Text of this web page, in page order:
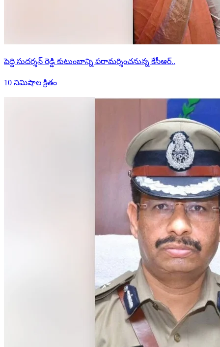
పెద్ది సుదర్శన్ రెడ్డి కుటుంబాన్ని పరామర్శించనున్న కేసీఆర్..
10 నిమిషాల క్రితం